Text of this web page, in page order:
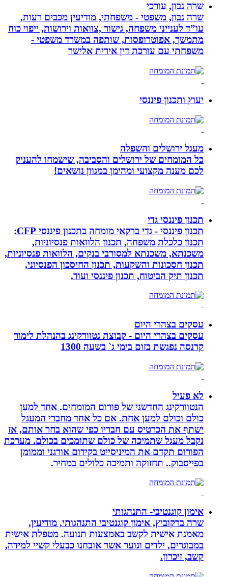
שרה נבון, עורכי
שרה נבון, משפטי - משפחתי, מודיעין מכבים רעות,
עו”ד לענייני משפחה, גישור ,צוואות וירושות, ייפוי כוח
מתמשך, אפוטרופסות, שותפה במשרד משפטי -
משפחתי עם עורכת דין אירית אלישר
יעוץ ותכנון פיננסי
מעגל ירושלים והשפלה
כל המומחים של ירושלים והסביבה, שישמחו להעניק
לכם מענה מקצועי ומהימן במגוון נושאים!
תכנון פיננסי גדי
תכנון פיננסי - גדי ברקאי מומחה בתכנון פיננסי CFP:
תכנון כלכלת משפחה, תכנון הלוואות פנסיוניות,
משכנתא, משכנתא למסורבי בנקים, הלוואות פנסיוניות,
תכנון חסכונות והשקעות, תכנון החיסכון הפנסיוני,
תכנון תיק הביטוח, תכנון פיננסי ועוד.
עסקים בצהרי היום
עסקים בצהרי היום - קבוצת נטוורקינג בהנהלת לימור
קרנסה נפגשת בזום בימי ג` בשעה 1300
לא פעיל
הנטוורקינג החדשני של פורום המומחים. אחד למען
כולם וכולם למען אחת. אם כל אחד מחברי המעגל
ישתף את הכרטיס עם חבריו כפי שהוא בחר אותם, אז
נקבל מעגל שתמיכה של כולם שתומכים בכולם. מערכת
הפורום תקדם את המיניסייט בקידום אורגני וממומן
בפייסבוק.. תחזוקה ותמיכה כלולים במחיר.
אימון קוגנטיבי- התנהגותי
שרה ברקוביץ, אימון קוגנטיבי התנהגותי, מודיעין,
מאמנת אישית לקשב באמצעות תנועה. מטפלת אישית
במבוגרים, ילדים ונוער אשר אובחנו כבעלי קשיי למידה,
קשב, זיכרון.